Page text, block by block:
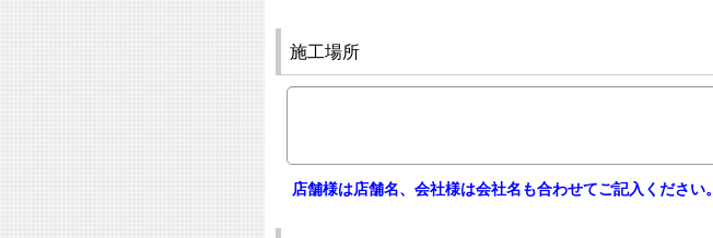
施工場所
店舗様は店舗名、会社様は会社名も合わせてご記入ください。